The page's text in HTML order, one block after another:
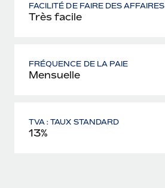
FACILITÉ DE FAIRE DES AFFAIRES
Très facile
FRÉQUENCE DE LA PAIE
Mensuelle
TVA : TAUX STANDARD
13%